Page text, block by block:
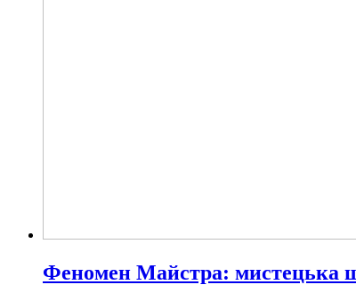
Феномен Майстра: мистецька